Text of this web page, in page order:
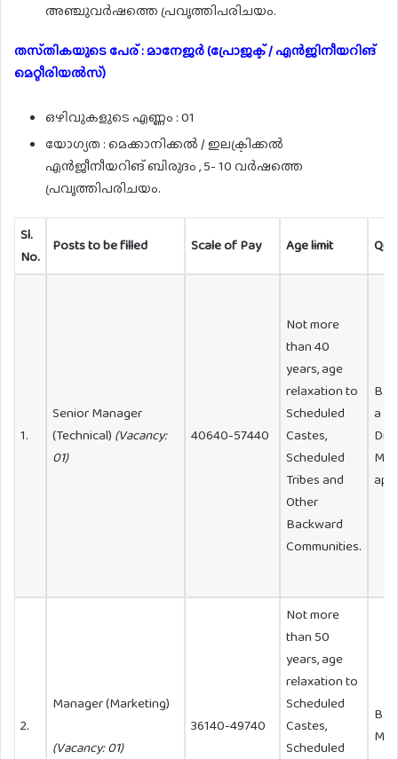
അഞ്ചുവർഷത്തെ പ്രവൃത്തിപരിചയം.
തസ്‌തികയുടെ പേര് : മാനേജർ (പ്രോജക്ട് / എൻജിനീയറിങ്
മെറ്റീരിയൽസ്)
ഒഴിവുകളുടെ എണ്ണം : 01
യോഗ്യത : മെക്കാനിക്കൽ / ഇലക്ട്രിക്കൽ
എൻജീനീയറിങ് ബിരുദം , 5- 10 വർഷത്തെ
പ്രവൃത്തിപരിചയം.
Sl.
No.
Posts to be filled Scale of Pay Age limit
1.
Senior Manager
(Technical) (Vacancy:
01)
40640-57440
Not more
than 40
years, age
relaxation to
Scheduled
Castes,
Scheduled
Tribes and
Other
Backward
Communities.
B.
a
2.
Manager (Marketing)
(Vacancy: 01)
36140-49740
Not more
than 50
years, age
relaxation to
Scheduled
Castes,
Scheduled
B.